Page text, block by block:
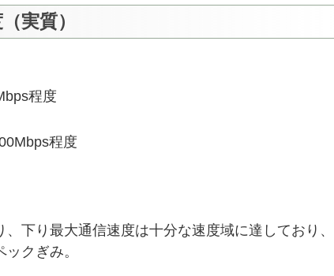
実質）
程度
程度
、下り最大通信速度は十分な速度域に達しており、
クぎみ。